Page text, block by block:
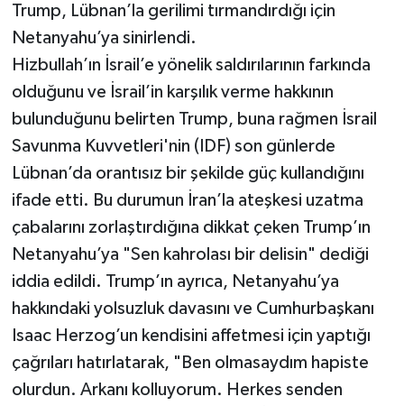
Trump, Lübnan’la gerilimi tırmandırdığı için
Netanyahu’ya sinirlendi.
Hizbullah’ın İsrail’e yönelik saldırılarının farkında
olduğunu ve İsrail’in karşılık verme hakkının
bulunduğunu belirten Trump, buna rağmen İsrail
Savunma Kuvvetleri'nin (IDF) son günlerde
Lübnan’da orantısız bir şekilde güç kullandığını
ifade etti. Bu durumun İran’la ateşkesi uzatma
çabalarını zorlaştırdığına dikkat çeken Trump’ın
Netanyahu’ya "Sen kahrolası bir delisin" dediği
iddia edildi. Trump’ın ayrıca, Netanyahu’ya
hakkındaki yolsuzluk davasını ve Cumhurbaşkanı
Isaac Herzog’un kendisini affetmesi için yaptığı
çağrıları hatırlatarak, "Ben olmasaydım hapiste
olurdun. Arkanı kolluyorum. Herkes senden